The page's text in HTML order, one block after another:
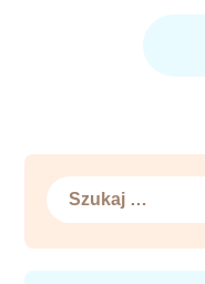
Szukaj: